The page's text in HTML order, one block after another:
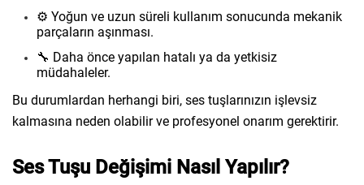
⚙️ Yoğun ve uzun süreli kullanım sonucunda mekanik
parçaların aşınması.
🔧 Daha önce yapılan hatalı ya da yetkisiz
müdahaleler.
Bu durumlardan herhangi biri, ses tuşlarınızın işlevsiz
kalmasına neden olabilir ve profesyonel onarım gerektirir.
Ses Tuşu Değişimi Nasıl Yapılır?